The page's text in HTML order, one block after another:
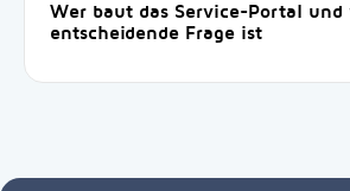
Wer baut das Service-Portal und
entscheidende Frage ist